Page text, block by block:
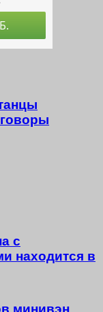
с
находится в